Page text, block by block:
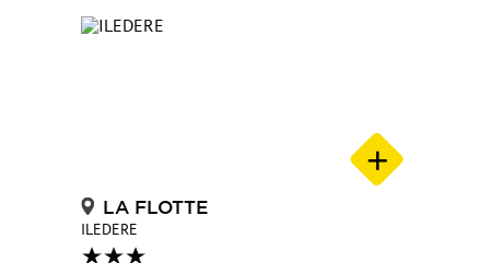
LA FLOTTE
ILEDERE